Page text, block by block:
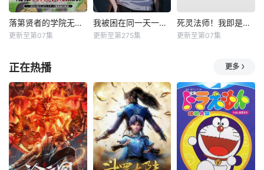
落第贤者的学院无双第二回转生，S等级作弊魔术师冒险记
更新至第07集
我被困在同一天一千年动态漫
更新至第275集
死灵法师！我即是天灾
更新至第07集
正在热播 更多